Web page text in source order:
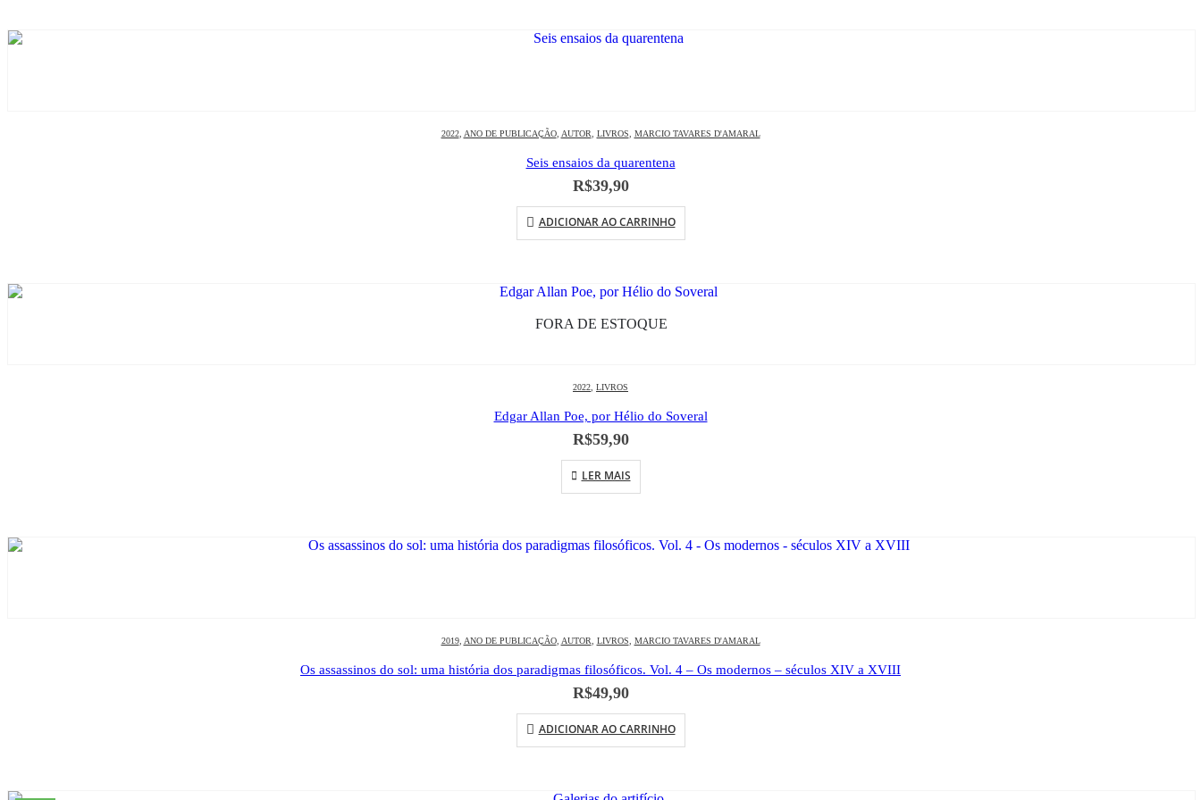
2022, ANO DE PUBLICAÇÃO, AUTOR, LIVROS, MARCIO TAVARES D'AMARAL
Seis ensaios da quarentena
R$39,90
ADICIONAR AO CARRINHO
FORA DE ESTOQUE
2022, LIVROS
Edgar Allan Poe, por Hélio do Soveral
R$59,90
LER MAIS
2019, ANO DE PUBLICAÇÃO, AUTOR, LIVROS, MARCIO TAVARES D'AMARAL
Os assassinos do sol: uma história dos paradigmas filosóficos. Vol. 4 – Os modernos – séculos XIV a XVIII
R$49,90
ADICIONAR AO CARRINHO